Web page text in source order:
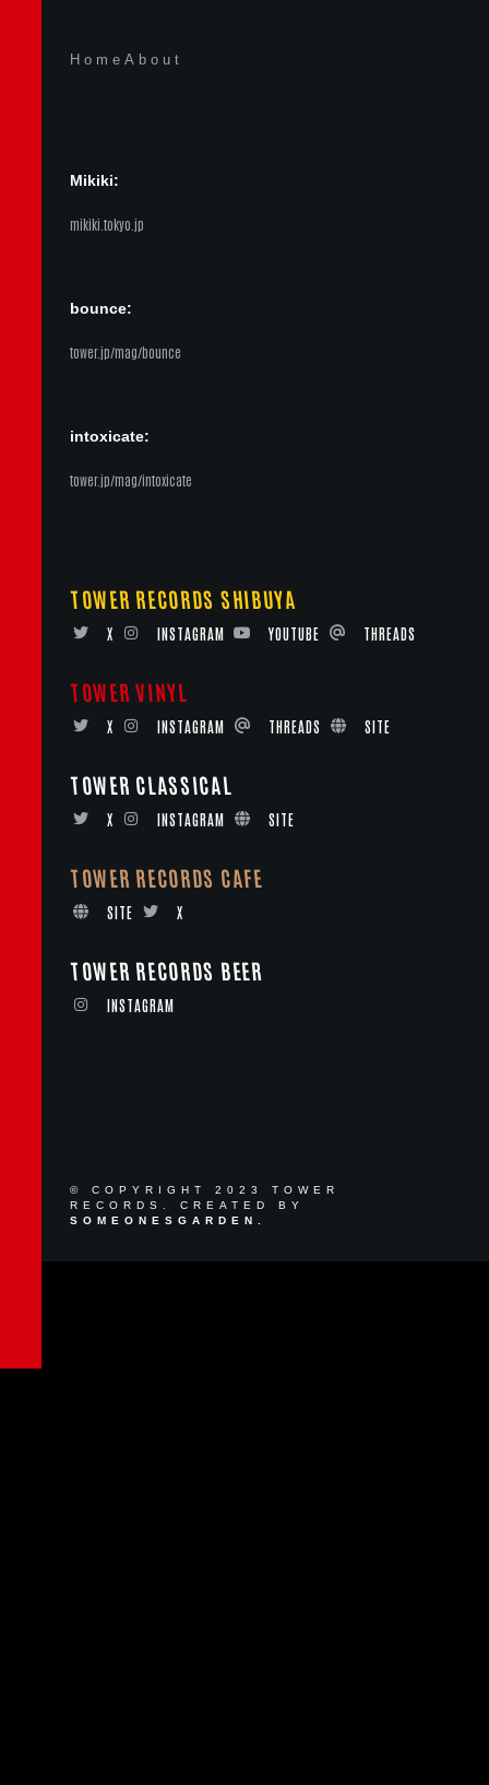
Home About
Mikiki:
mikiki.tokyo.jp
bounce:
tower.jp/mag/bounce
intoxicate:
tower.jp/mag/intoxicate
TOWER RECORDS SHIBUYA
X INSTAGRAM YOUTUBE THREADS
TOWER VINYL
X INSTAGRAM THREADS SITE
TOWER CLASSICAL
X INSTAGRAM SITE
TOWER RECORDS CAFE
SITE X
TOWER RECORDS BEER
INSTAGRAM
© COPYRIGHT 2023 TOWER
RECORDS. CREATED BY
SOMEONESGARDEN.